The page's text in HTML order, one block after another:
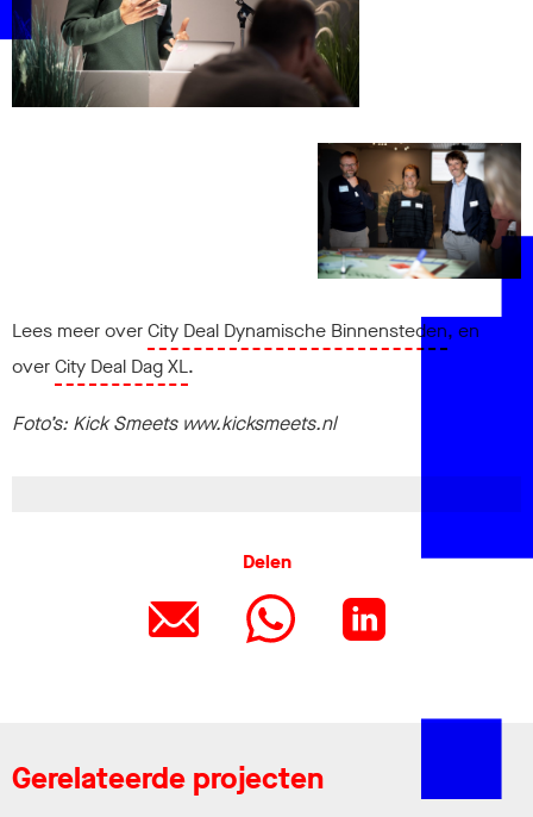
Lees meer overCity Deal Dynamische Binnensteden, en
overCity Deal Dag XL.
Foto’s: Kick Smeets www.kicksmeets.nl
Delen
Gerelateerde projecten